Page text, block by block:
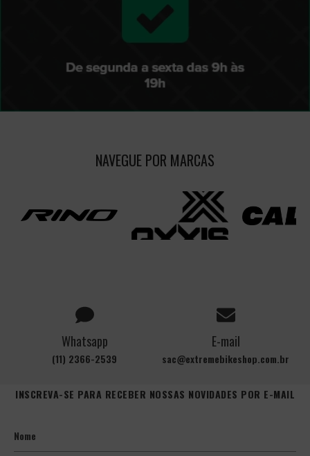
NAVEGUE POR MARCAS
Whatsapp
(11) 2366-2539
E-mail
sac@extremebikeshop.com.br
INSCREVA-SE PARA RECEBER NOSSAS NOVIDADES POR E-MAIL